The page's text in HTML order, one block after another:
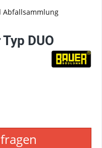
Abfallsammlung
DUO